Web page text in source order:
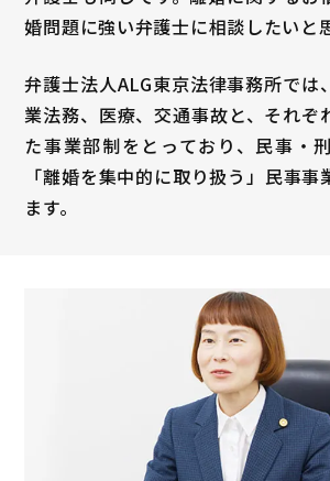
婚問題に強い弁護士に相談したいと
弁護士法人ALG東京法律事務所では
業法務、医療、交通事故と、それぞ
た事業部制をとっており、民事・
「離婚を集中的に取り扱う」民事
ます。